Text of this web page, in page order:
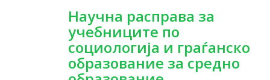
Научна расправа за
учебниците по
социологија и граѓанско
образование за средно